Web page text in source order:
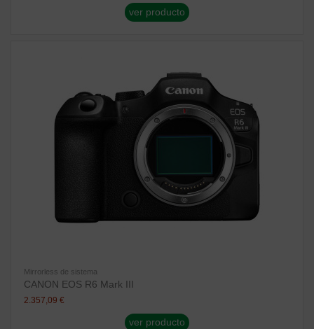
ver producto
Mirrorless de sistema
CANON EOS R6 Mark III
2.357,09 €
ver producto